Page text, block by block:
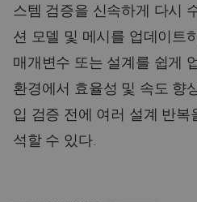
스템 검증을 신속하게 다시
션 모델 및 메시를 업데이트
매개변수 또는 설계를 쉽게
환경에서 효율성 및 속도 향
입 검증 전에 여러 설계 반복
석할 수 있다.